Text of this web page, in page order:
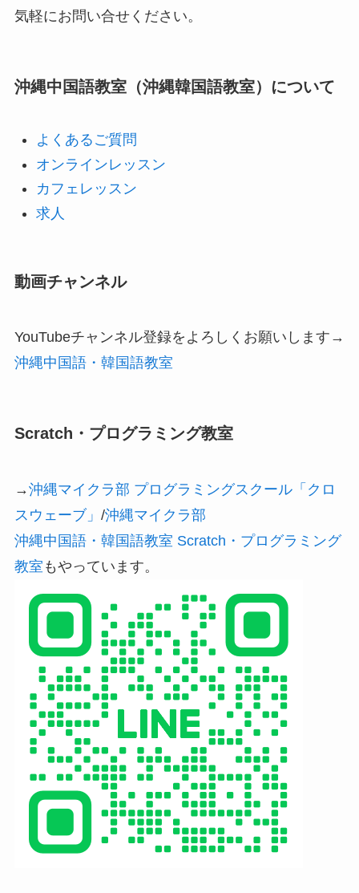
気軽にお問い合せください。
沖縄中国語教室（沖縄韓国語教室）について
よくあるご質問
オンラインレッスン
カフェレッスン
求人
動画チャンネル
YouTubeチャンネル登録をよろしくお願いします→
沖縄中国語・韓国語教室
Scratch・プログラミング教室
→沖縄マイクラ部 プログラミングスクール「クロ
スウェーブ」 /沖縄マイクラ部
沖縄中国語・韓国語教室 Scratch・プログラミング
教室 もやっています。